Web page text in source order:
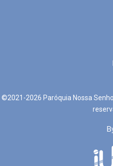
©2021-2026 Paróquia Nossa